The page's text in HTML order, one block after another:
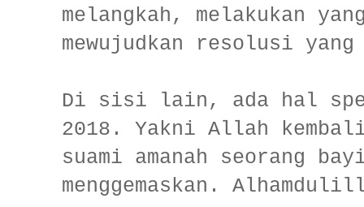
melangkah, melakukan
mewujudkan resolusi
Di sisi lain, ada hal
2018. Yakni Allah
suami amanah seorang
menggemaskan.